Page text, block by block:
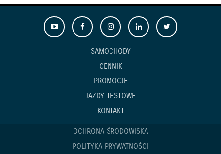
SAMOCHODY
CENNIK
PROMOCJE
JAZDY TESTOWE
KONTAKT
OCHRONA ŚRODOWISKA
POLITYKA PRYWATNOŚCI